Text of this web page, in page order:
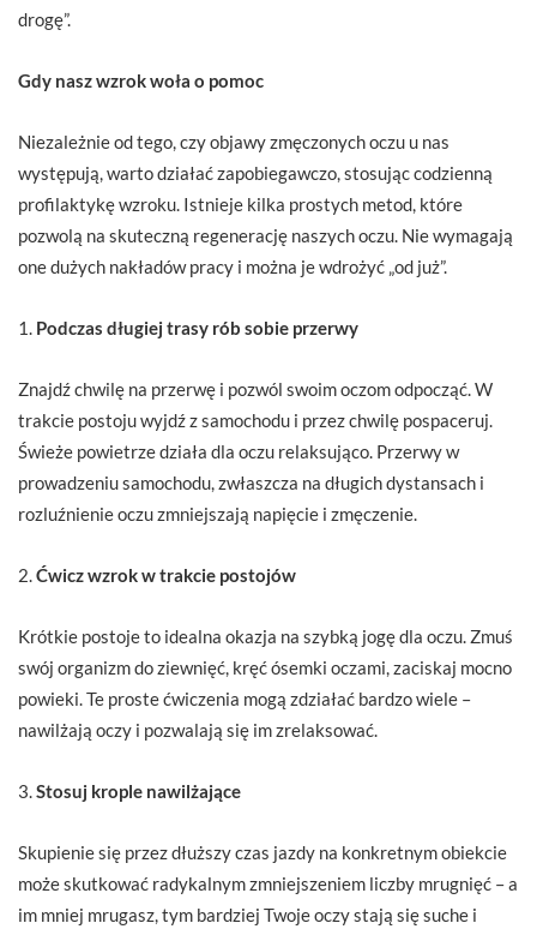
drogę”.
Gdy nasz wzrok woła o pomoc
Niezależnie od tego, czy objawy zmęczonych oczu u nas
występują, warto działać zapobiegawczo, stosując codzienną
profilaktykę wzroku. Istnieje kilka prostych metod, które
pozwolą na skuteczną regenerację naszych oczu. Nie wymagają
one dużych nakładów pracy i można je wdrożyć „od już”.
1. Podczas długiej trasy rób sobie przerwy
Znajdź chwilę na przerwę i pozwól swoim oczom odpocząć. W
trakcie postoju wyjdź z samochodu i przez chwilę pospaceruj.
Świeże powietrze działa dla oczu relaksująco. Przerwy w
prowadzeniu samochodu, zwłaszcza na długich dystansach i
rozluźnienie oczu zmniejszają napięcie i zmęczenie.
2. Ćwicz wzrok w trakcie postojów
Krótkie postoje to idealna okazja na szybką jogę dla oczu. Zmuś
swój organizm do ziewnięć, kręć ósemki oczami, zaciskaj mocno
powieki. Te proste ćwiczenia mogą zdziałać bardzo wiele –
nawilżają oczy i pozwalają się im zrelaksować.
3. Stosuj krople nawilżające
Skupienie się przez dłuższy czas jazdy na konkretnym obiekcie
może skutkować radykalnym zmniejszeniem liczby mrugnięć – a
im mniej mrugasz, tym bardziej Twoje oczy stają się suche i